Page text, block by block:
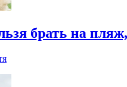
брать на